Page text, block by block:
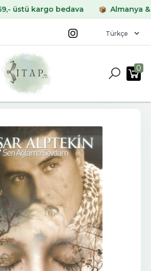
kargo bedava Almanya &
0